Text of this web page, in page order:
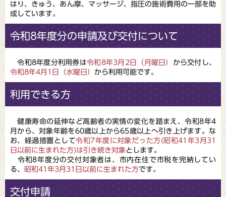
はり、きゅう、あん摩、マッサージ、指圧の施術費用の一部を助
成しています。
令和8年度分の申請及び交付について
令和8年度分利用券は令和8年3月2日（月曜日） から交付し、
令和8年4月1日（水曜日） から利用可能です。
利用できる方
健康寿命の延伸など高齢者の実情の変化を踏まえ、令和8年4
月から、対象年齢を60歳以上から65歳以上へ引き上げます。な
お、経過措置として令和7年度に対象だった方(昭和41年3月31
日以前に生まれた方)は引き続き対象とします。
令和8年度分の交付対象者は、市内在住で市税を完納してい
る、
昭和41年3月31日以前に生まれた方です。
交付申請